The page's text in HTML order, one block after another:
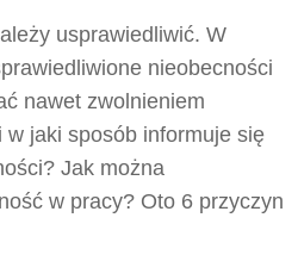
usprawiedliwić. W
nieobecności
nawet zwolnieniem
jaki sposób informuje się
Jak można
w pracy? Oto 6 przyczyn